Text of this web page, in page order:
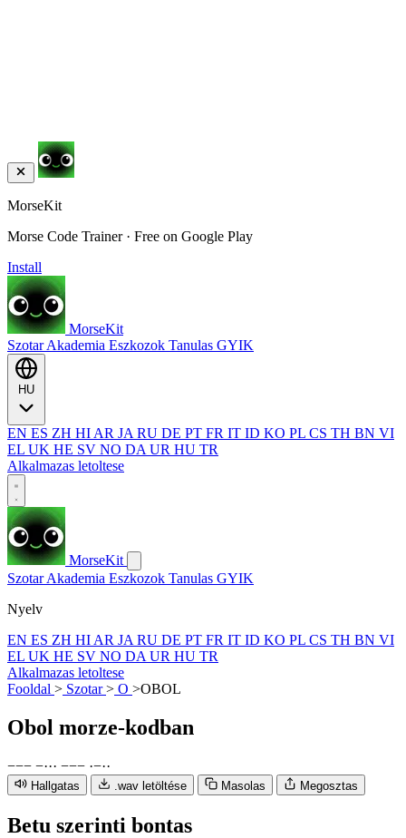
MorseKit
Morse Code Trainer · Free on Google Play
Install
MorseKit
SzotarAkademia Eszkozok Tanulas GYIK
EN ES ZH HI AR JA RU DE PT FR IT ID KO PL CS TH BN VI
EL UK HE SV NO DA UR HU TR
Alkalmazas letoltese
MorseKit
SzotarAkademia Eszkozok Tanulas GYIK
Nyelv
EN ES ZH HI AR JA RU DE PT FR IT ID KO PL CS TH BN VI
EL UK HE SV NO DA UR HU TR
Alkalmazas letoltese
Fooldal > Szotar> O >OBOL
Obol morze-kodban
−−− −··· −−− ·−··
Hallgatas .wav letöltése Masolas Megosztas
Betu szerinti bontas